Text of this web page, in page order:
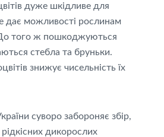
дуже шкідливе для
дає можливості рослинам
того ж пошкоджуються
стебла та бруньки.
знижує чисельність їх
суворо забороняє збір,
дикорослих